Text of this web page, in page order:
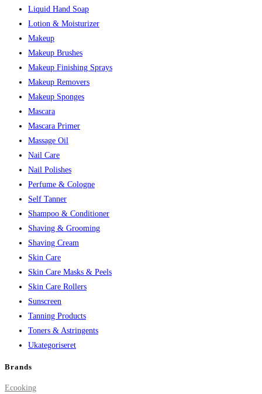
Liquid Hand Soap
Lotion & Moisturizer
Makeup
Makeup Brushes
Makeup Finishing Sprays
Makeup Removers
Makeup Sponges
Mascara
Mascara Primer
Massage Oil
Nail Care
Nail Polishes
Perfume & Cologne
Self Tanner
Shampoo & Conditioner
Shaving & Grooming
Shaving Cream
Skin Care
Skin Care Masks & Peels
Skin Care Rollers
Sunscreen
Tanning Products
Toners & Astringents
Ukategoriseret
Brands
Ecooking